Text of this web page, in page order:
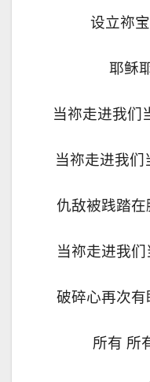
设立祢
耶稣
当祢走进我们
当祢走进我们
仇敌被践踏
当祢走进我
破碎心再次
所有 所